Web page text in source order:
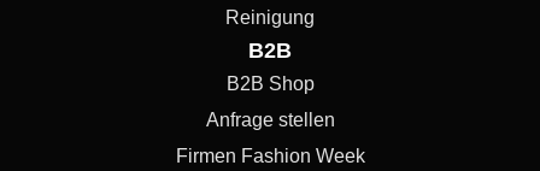
Reinigung
B2B
B2B Shop
Anfrage stellen
Firmen Fashion Week